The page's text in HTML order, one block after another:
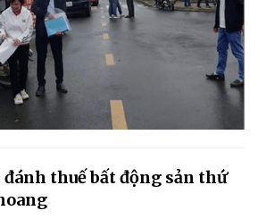
đánh thuế bất động sản thứ